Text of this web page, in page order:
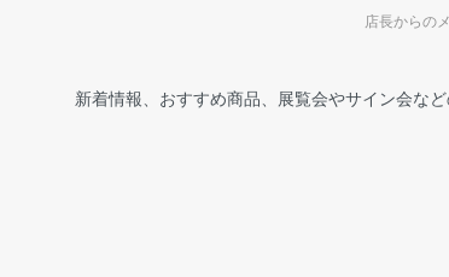
店長からの
新着情報、おすすめ商品、展覧会やサイン会な